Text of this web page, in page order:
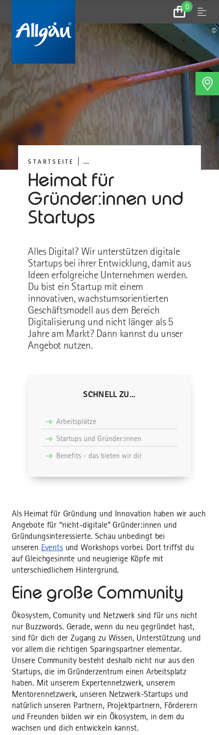
0
Zum
Warenkorb
Menu
©
STARTSEITE ...
Heimat für
Gründer:innen und
Startups
Alles Digital? Wir unterstützen digitale
Startups bei ihrer Entwicklung, damit aus
Ideen erfolgreiche Unternehmen werden.
Du bist ein Startup mit einem
innovativen, wachstumsorientierten
Geschäftsmodell aus dem Bereich
Digitalisierung und nicht länger als 5
Jahre am Markt? Dann kannst du unser
Angebot nutzen.
SCHNELL ZU...
Arbeitsplätze
Startups und Gründer:innen
Benefits - das bieten wir dir
Als Heimat für Gründung und Innovation haben wir auch
Angebote für “nicht-digitale” Gründer:innen und
Gründungsinteressierte. Schau unbedingt bei
unseren Eventsund Workshops vorbei. Dort triffst du
auf Gleichgesinnte und neugierige Köpfe mit
unterschiedlichem Hintergrund.
Eine große Community
Ökosystem, Comunity und Netzwerk sind für uns nicht
nur Buzzwords. Gerade, wenn du neu gegründet hast,
sind für dich der Zugang zu Wissen, Unterstützung und
vor allem die richtigen Sparingspartner elementar.
Unsere Community besteht deshalb nicht nur aus den
Startups, die im Gründerzentrum einen Arbeitsplatz
haben. Mit unserem Expertennetzwerk, unserem
Mentorennetzwerk, unseren Netzwerk-Startups und
natürlich unseren Partnern, Projektpartnern, Förderern
und Freunden bilden wir ein Ökosystem, in dem du
wachsen und dich entwickeln kannst.